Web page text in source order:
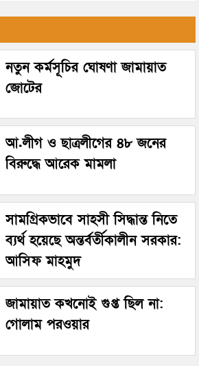
নতুন কর্মসূচির ঘোষণা জামায়াত
জোটের
আ.লীগ ও ছাত্রলীগের ৪৮ জনের
বিরুদ্ধে আরেক মামলা
সামগ্রিকভাবে সাহসী সিদ্ধান্ত নিতে
ব্যর্থ হয়েছে অন্তর্বর্তীকালীন সরকার:
আসিফ মাহমুদ
জামায়াত কখনোই গুপ্ত ছিল না:
গোলাম পরওয়ার